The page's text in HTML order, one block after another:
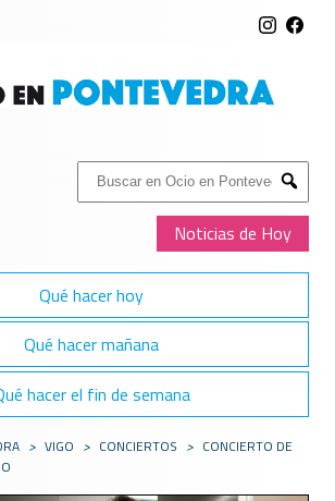
Buscar:
Submit
Noticias de Hoy
Qué hacer hoy
Qué hacer mañana
hacer el fin de semana
> VIGO > CONCIERTOS > CONCIERTO DE